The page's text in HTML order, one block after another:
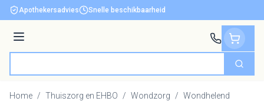
Ga naar de inhoud
Apothekersadvies Snelle beschikbaarheid
Menu
Zoek
Home / Thuiszorg en EHBO / Wondzorg / Wondhelend